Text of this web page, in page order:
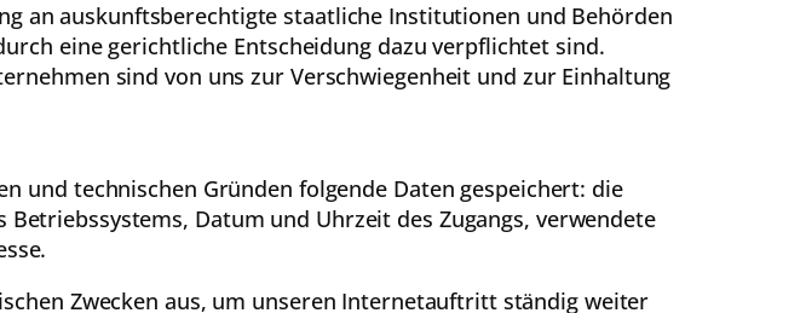
an auskunftsberechtigte staatliche Institutionen und Behörden
eine gerichtliche Entscheidung dazu verpflichtet sind.
sind von uns zur Verschwiegenheit und zur Einhaltung
und technischen Gründen folgende Daten gespeichert: die
Datum und Uhrzeit des Zugangs, verwendete
Zwecken aus, um unseren Internetauftritt ständig weiter